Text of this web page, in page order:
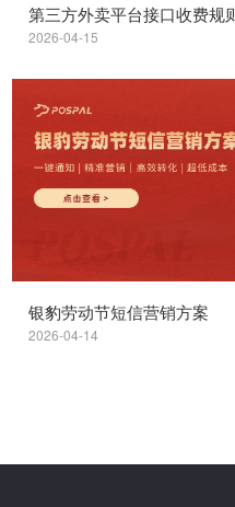
第三方外卖平台接口收费规
2026-04-15
银豹劳动节短信营销方案
2026-04-14